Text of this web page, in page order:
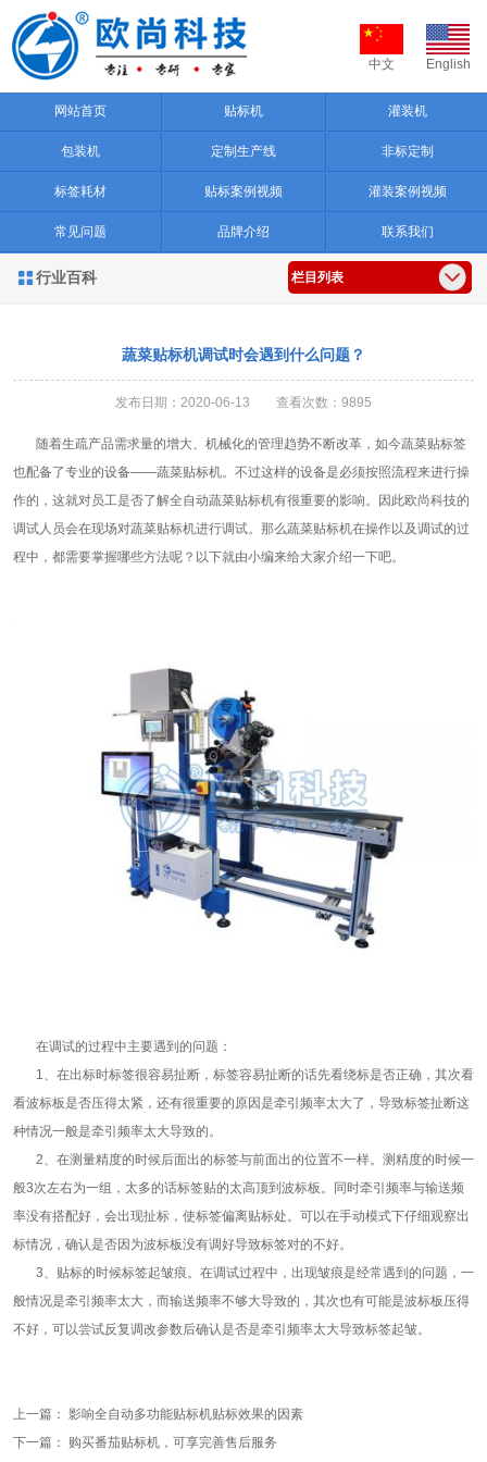
中文 English
网站首页 贴标机 灌装机
包装机 定制生产线 非标定制
标签耗材 贴标案例视频 灌装案例视频
常见问题 品牌介绍 联系我们
 行业百科 栏目列表
蔬菜贴标机调试时会遇到什么问题？
发布日期：2020-06-13 查看次数：9895
随着生疏产品需求量的增大、机械化的管理趋势不断改革，如今蔬菜贴标签
也配备了专业的设备——蔬菜贴标机。不过这样的设备是必须按照流程来进行操
作的，这就对员工是否了解全自动蔬菜贴标机有很重要的影响。因此欧尚科技的
调试人员会在现场对蔬菜贴标机进行调试。那么蔬菜贴标机在操作以及调试的过
程中，都需要掌握哪些方法呢？以下就由小编来给大家介绍一下吧。
在调试的过程中主要遇到的问题：
1、在出标时标签很容易扯断，标签容易扯断的话先看绕标是否正确，其次看
看波标板是否压得太紧，还有很重要的原因是牵引频率太大了，导致标签扯断这
种情况一般是牵引频率太大导致的。
2、在测量精度的时候后面出的标签与前面出的位置不一样。测精度的时候一
般3次左右为一组，太多的话标签贴的太高顶到波标板。同时牵引频率与输送频
率没有搭配好，会出现扯标，使标签偏离贴标处。可以在手动模式下仔细观察出
标情况，确认是否因为波标板没有调好导致标签对的不好。
3、贴标的时候标签起皱痕。在调试过程中，出现皱痕是经常遇到的问题，一
般情况是牵引频率太大，而输送频率不够大导致的，其次也有可能是波标板压得
不好，可以尝试反复调改参数后确认是否是牵引频率太大导致标签起皱。
上一篇： 影响全自动多功能贴标机贴标效果的因素
下一篇： 购买番茄贴标机，可享完善售后服务